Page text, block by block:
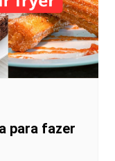
para fazer